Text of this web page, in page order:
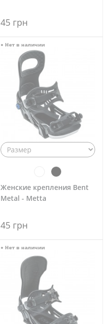
45 грн
● Нет в наличии
Женские крепления Bent
Metal - Metta
45 грн
● Нет в наличии